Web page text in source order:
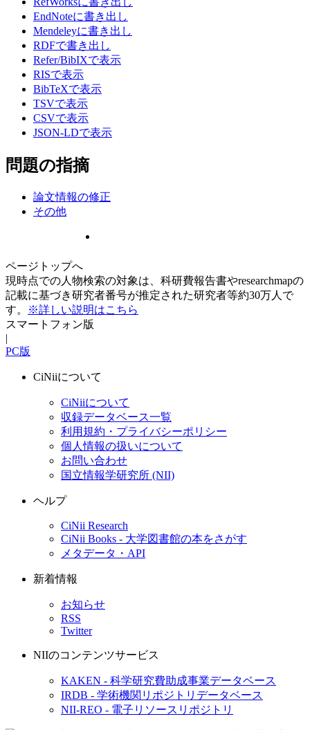
EndNoteに書き出し
Mendeleyに書き出し
RDFで書き出し
Refer/BibIXで表示
RISで表示
BibTeXで表示
TSVで表示
CSVで表示
JSON-LDで表示
問題の指摘
論文情報の修正
その他
ページトップへ
現時点での人物検索の対象は、科研費報告書やresearchmapの
記載に基づき研究者番号が推定された研究者等約30万人で
す。
※詳しい説明はこちら
スマートフォン版
|
PC版
CiNiiについて
CiNiiについて
収録データベース一覧
利用規約・プライバシーポリシー
個人情報の扱いについて
お問い合わせ
国立情報学研究所 (NII)
ヘルプ
CiNii Research
CiNii Books - 大学図書館の本をさがす
メタデータ・API
新着情報
お知らせ
RSS
Twitter
NIIのコンテンツサービス
KAKEN - 科学研究費助成事業データベース
IRDB - 学術機関リポジトリデータベース
NII-REO - 電子リソースリポジトリ